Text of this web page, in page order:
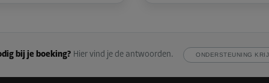
bij je boeking? Hier vind je de antwoorden. ONDERSTEUNING